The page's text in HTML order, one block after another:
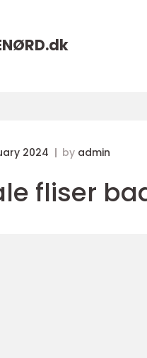
dk
2024 by admin
fliser